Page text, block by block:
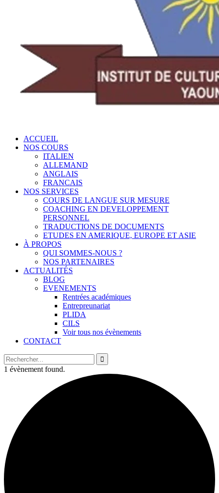
ACCUEIL
NOS COURS
ITALIEN
ALLEMAND
ANGLAIS
FRANCAIS
NOS SERVICES
COURS DE LANGUE SUR MESURE
COACHING EN DEVELOPPEMENT
PERSONNEL
TRADUCTIONS DE DOCUMENTS
ETUDES EN AMERIQUE, EUROPE ET ASIE
À PROPOS
QUI SOMMES-NOUS ?
NOS PARTENAIRES
ACTUALITÉS
BLOG
EVENEMENTS
Rentrées académiques
Entrepreunariat
PLIDA
CILS
Voir tous nos évènements
CONTACT
1 évènement found.